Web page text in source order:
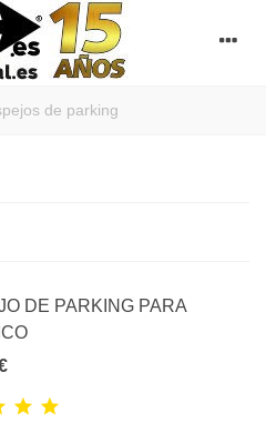
de parking
DE PARKING PARA